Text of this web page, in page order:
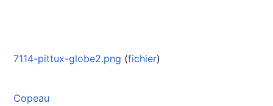
7114-pittux-globe2.png (fichier)
Copeau